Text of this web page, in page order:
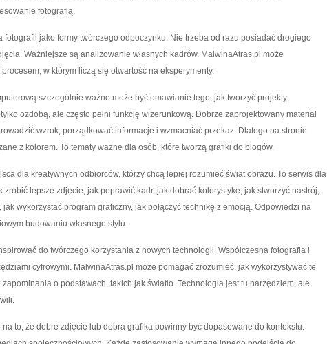
fotografią.
fotografii jako formy twórczego odpoczynku. Nie trzeba od razu posiadać drogiego
Ważniejsze są analizowanie własnych kadrów. MalwinaAtras.pl może
w którym liczą się otwartość na eksperymenty.
szczególnie ważne może być omawianie tego, jak tworzyć projekty
ozdobą, ale często pełni funkcję wizerunkową. Dobrze zaprojektowany materiał
wzrok, porządkować informacje i wzmacniać przekaz. Dlatego na stronie
z kolorem. To tematy ważne dla osób, które tworzą grafiki do blogów.
dla kreatywnych odbiorców, którzy chcą lepiej rozumieć świat obrazu. To serwis dla
zrobić lepsze zdjęcie, jak poprawić kadr, jak dobrać kolorystykę, jak stworzyć nastrój,
wykorzystać program graficzny, jak połączyć technikę z emocją. Odpowiedzi na
budowaniu własnego stylu.
do twórczego korzystania z nowych technologii. Współczesna fotografia i
cyfrowymi. MalwinaAtras.pl może pomagać zrozumieć, jak wykorzystywać te
o podstawach, takich jak światło. Technologia jest tu narzędziem, ale
to, że dobre zdjęcie lub dobra grafika powinny być dopasowane do kontekstu.